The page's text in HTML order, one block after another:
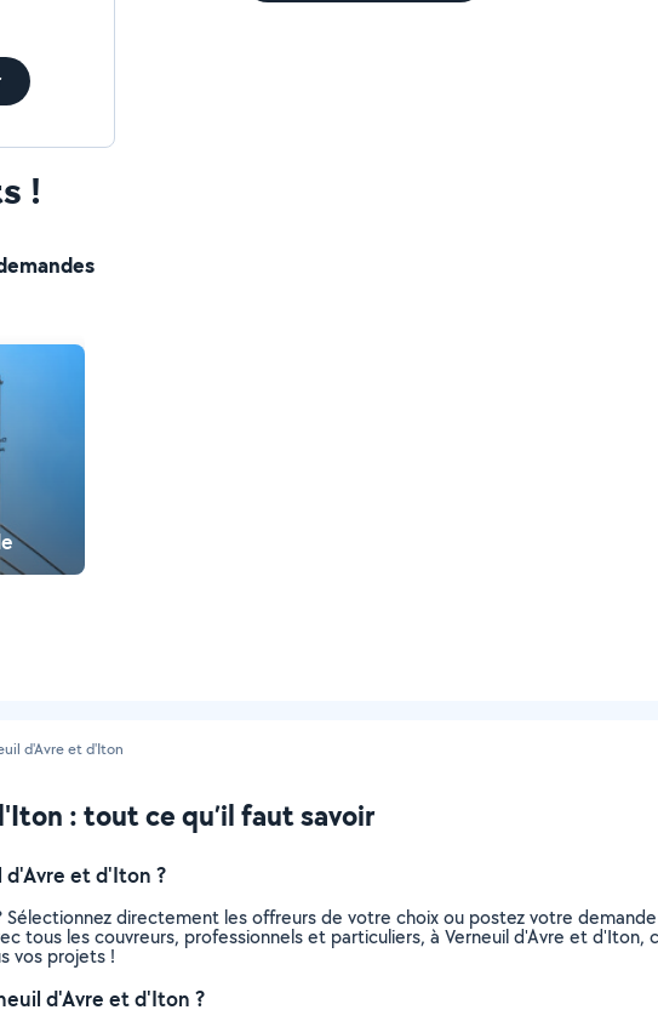
!
d'Avre et d'Iton
: tout ce qu’il faut savoir
et d'Iton ?
Sélectionnez directement les offreurs de votre choix ou postez votre
tous les couvreurs, professionnels et particuliers, à Verneuil d'Avre et
vos projets !
d'Avre et d'Iton ?